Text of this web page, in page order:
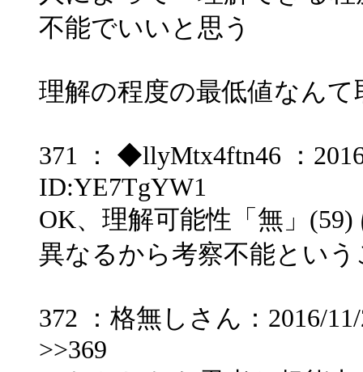
不能でいいと思う
理解の程度の最低値なん
371 ： ◆llyMtx4ftn46 ：
ID:YE7TgYW1
OK、理解可能性「無」
異なるから考察不能とい
372 ：格無しさん：2016/
>>369